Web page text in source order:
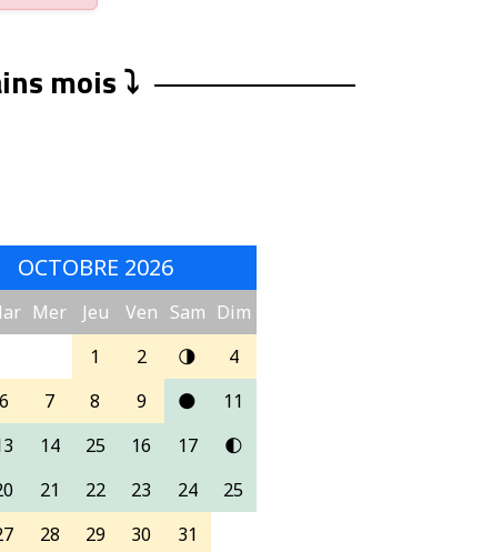
mois ⤵
OCTOBRE 2026
Mer Jeu Ven Sam Dim
1
2 🌗
4
6 7 8 9 🌑
11
14 25 16 17
🌓
21 22 23 24
25
28 29 30 31